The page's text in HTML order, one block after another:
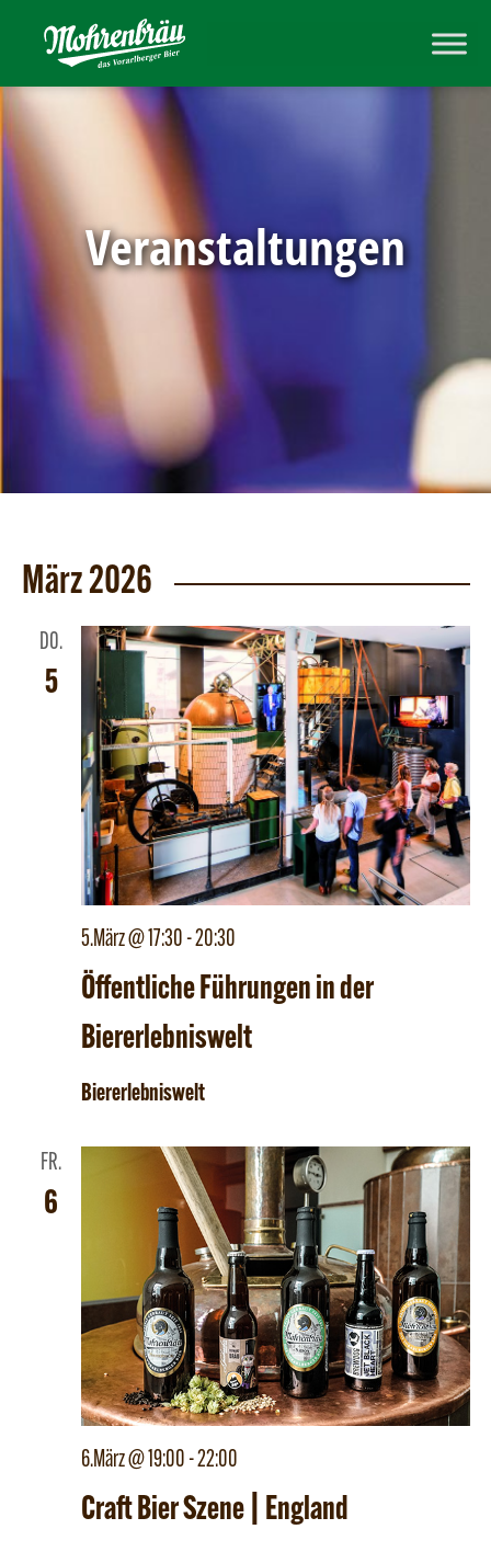
Veranstaltungen
März 2026
DO.
5
Öffentliche Führungen in der
Biererlebniswelt
5.März @ 17:30-20:30
Biererlebniswelt
FR.
6
Craft Bier Szene | England
6.März @ 19:00-22:00